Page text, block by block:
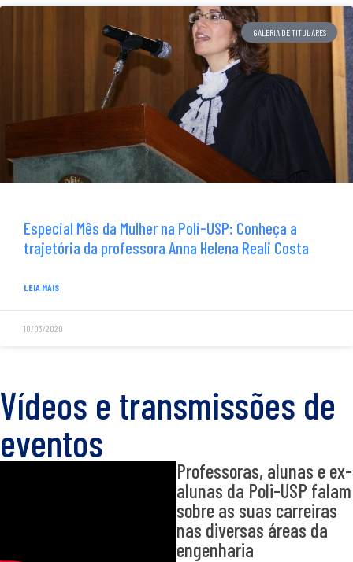
GALERIA DE TITULARES
Especial Mês da Mulher na Poli-USP: Conheça a
trajetória da professora Anna Helena Reali Costa
LEIA MAIS
10/03/2020
Vídeos e transmissões de
eventos
Professoras, alunas e ex-
alunas da Poli-USP falam
sobre as suas carreiras
nas diversas áreas da
engenharia